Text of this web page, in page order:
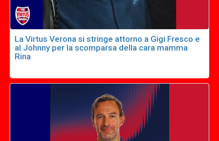
La Virtus Verona si stringe attorno a Gigi Fresco e
al Johnny per la scomparsa della cara mamma
Rina